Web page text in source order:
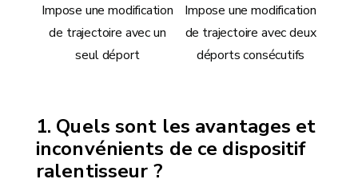
Impose une modification
de trajectoire avec un
seul déport
Impose une modification
de trajectoire avec deux
déports consécutifs
Quels sont les avantages et
inconvénients de ce dispositif
ralentisseur ?